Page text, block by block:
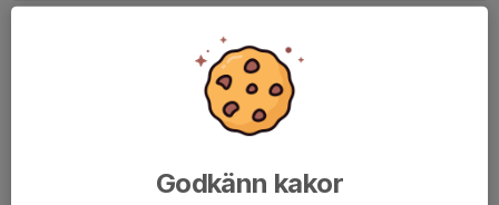
076-341 02 06Godkänn kakor